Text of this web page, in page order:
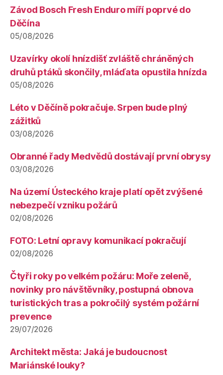
Závod Bosch Fresh Enduro míří poprvé do
Děčína
05/08/2026
Uzavírky okolí hnízdišť zvláště chráněných
druhů ptáků skončily, mláďata opustila hnízda
05/08/2026
Léto v Děčíně pokračuje. Srpen bude plný
zážitků
03/08/2026
Obranné řady Medvědů dostávají první obrysy
03/08/2026
Na území Ústeckého kraje platí opět zvýšené
nebezpečí vzniku požárů
02/08/2026
FOTO: Letní opravy komunikací pokračují
02/08/2026
Čtyři roky po velkém požáru: Moře zeleně,
novinky pro návštěvníky, postupná obnova
turistických tras a pokročilý systém požární
prevence
29/07/2026
Architekt města: Jaká je budoucnost
Mariánské louky?